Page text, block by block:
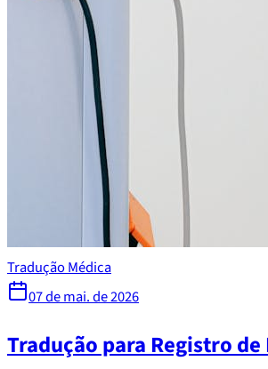
Tradução Médica
07 de mai. de 2026
Tradução para Registro